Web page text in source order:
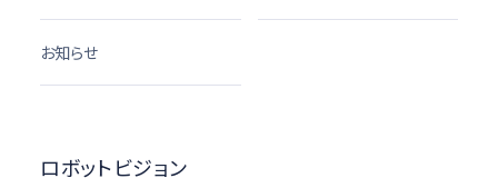
お知らせ
ロボットビジョン